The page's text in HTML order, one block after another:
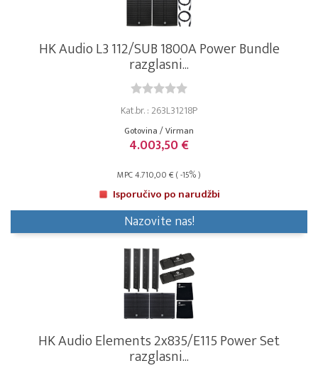
HK Audio L3 112/SUB 1800A Power Bundle
razglasni...
Kat.br. : 263L31218P
Gotovina / Virman
4.003,50 €
MPC 4.710,00 € ( -15% )
Isporučivo po narudžbi
Nazovite nas!
HK Audio Elements 2x835/E115 Power Set
razglasni...